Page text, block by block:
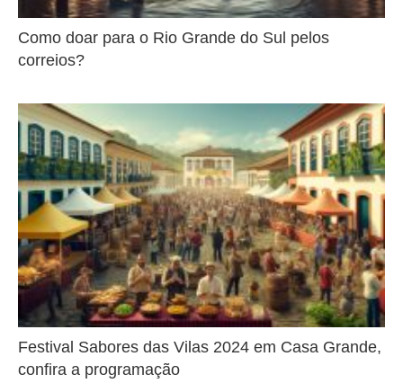
Como doar para o Rio Grande do Sul pelos
correios?
Festival Sabores das Vilas 2024 em Casa Grande,
confira a programação